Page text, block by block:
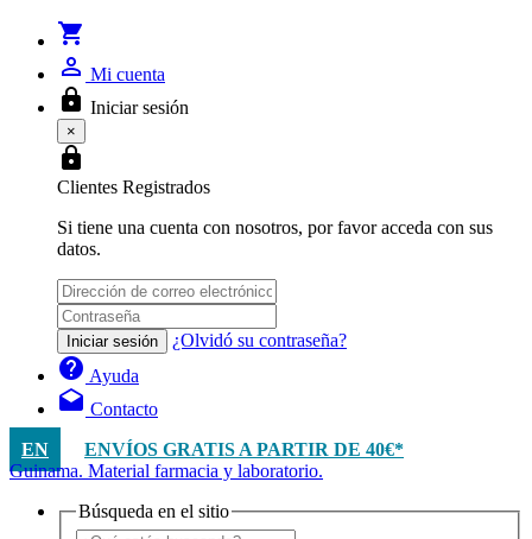
shopping_cart
person_outline Mi cuenta
lock Iniciar sesión
×
lock
Clientes Registrados
Si tiene una cuenta con nosotros, por favor acceda con sus
datos.
Iniciar sesión ¿Olvidó su contraseña?
help Ayuda
drafts Contacto
EN
ENVÍOS GRATIS A PARTIR DE 40€*
Guinama. Material farmacia y laboratorio.
Búsqueda en el sitio